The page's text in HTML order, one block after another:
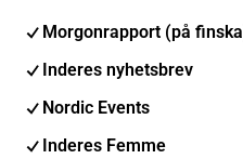
Morgonrapport (på
Inderes nyhetsbrev
Nordic Events
Inderes Femme